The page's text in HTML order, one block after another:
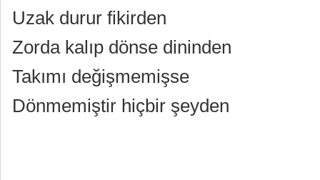
Uzak durur fikirden
Zorda kalıp dönse dininden
Takımı değişmemişse
Dönmemiştir hiçbir şeyden